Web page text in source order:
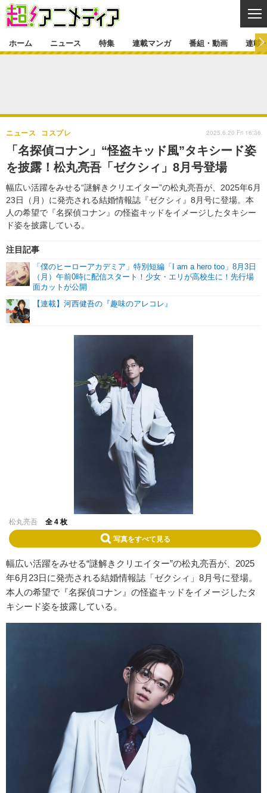
ゲーム・アプリ マンガ
グッズ イベント
声優 コスプレ
舞台 新帝スタ
特集一覧 カバー
ラキりす
連載マンガ
連載マンガ一覧
番組・動画
番組・動画一覧 ラジオ
動画
連載・ブログ
連載・ブログ一覧 コラム
編集部ブログ・お知らせ
ホーム ニュース 特集 連載マンガ 番組・動画 連載
「名探偵コナン」“怪盗キッド風”タキシード姿
を披露！松丸亮吾「ゼクシィ」8月号登場
幅広い活躍をみせる“謎解きクリエイター”の松丸亮吾が、2025年6月
23日（月）に発売される結婚情報誌『ゼクシィ』8月号に登場。本
人の希望で『名探偵コナン』の怪盗キッドをイメージしたタキシー
ド姿を披露している。
ニュース コスプレ
注目記事
「僕のヒーローアカデミア」特別短編「I am a hero too」8月3日
（月）午前0時に配信スタート！少女・エリが高校生に！先行場
面カットが公開
【連載】河西健吾の『趣味のアレコレ』
2025.6.20 Fri 16:36
松丸亮吾 全 4 枚
写真をすべて見る
幅広い活躍をみせる“謎解きクリエイター”の松丸亮吾が、2025
年6月23日に発売される結婚情報誌「ゼクシィ」8月号に登場。
本人の希望で『名探偵コナン』の怪盗キッドをイメージしたタ
キシード姿を披露している。